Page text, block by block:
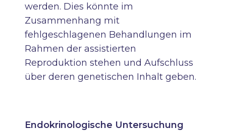
werden. Dies könnte im
Zusammenhang mit
fehlgeschlagenen Behandlungen im
Rahmen der assistierten
Reproduktion stehen und Aufschluss
über deren genetischen Inhalt geben.
Endokrinologische Untersuchung